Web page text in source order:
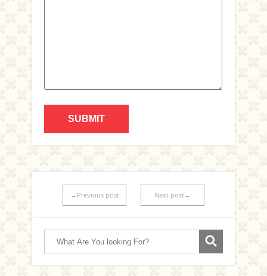
←Previous post Next post→